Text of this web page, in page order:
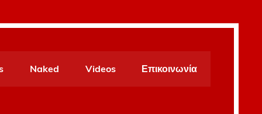
Naked Videos Επικοινωνία